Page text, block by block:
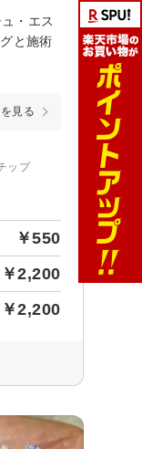
・エス
と施術
見る
ップ
￥550
￥2,200
￥2,200